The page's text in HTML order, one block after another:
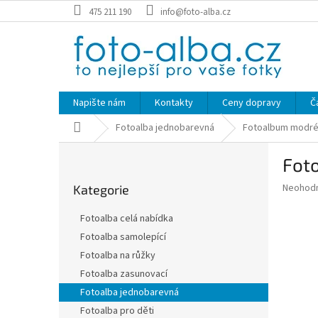
na
475 211 190 info@foto-alba.cz
Napište nám Kontakty Ceny dopravy
Domů Fotoalba jednobarevná Fotoalbum modré
a
kategorie
Kategorie
Fotoalba celá nabídka
Fotoalba samolepící
Fotoalba na růžky
Fotoalba zasunovací
Fotoalba jednobarevná
Fotoalba pro děti